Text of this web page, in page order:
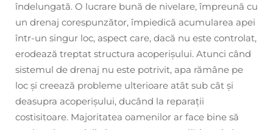
îndelungată. O lucrare bună de nivelare, împreună cu
un drenaj corespunzător, împiedică acumularea apei
într-un singur loc, aspect care, dacă nu este controlat,
erodează treptat structura acoperișului. Atunci când
sistemul de drenaj nu este potrivit, apa rămâne pe
loc și creează probleme ulterioare atât sub cât și
deasupra acoperișului, ducând la reparații
costisitoare. Majoritatea oamenilor ar face bine să